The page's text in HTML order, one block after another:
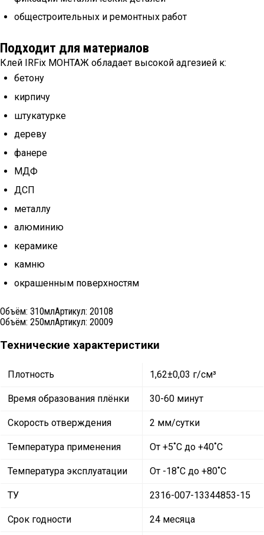
общестроительных и ремонтных работ
Подходит для материалов
Клей IRFix МОНТАЖ обладает высокой адгезией к:
бетону
кирпичу
штукатурке
дереву
фанере
МДФ
ДСП
металлу
алюминию
керамике
камню
окрашенным поверхностям
Объём: 310млАртикул: 20108
Объём: 250млАртикул: 20009
Технические характеристики
Плотность 1,62±0,03 г/см³
Время образования плёнки 30-60 минут
Скорость отверждения 2 мм/сутки
Температура применения От +5˚C до +40˚C
Температура эксплуатации От -18˚C до +80˚C
ТУ 2316-007-13344853-15
Срок годности 24 месяца